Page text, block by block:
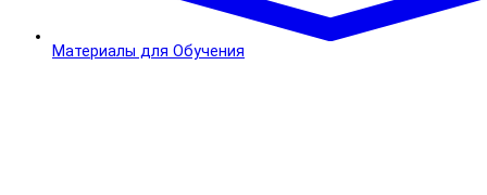
Материалы для Обучения